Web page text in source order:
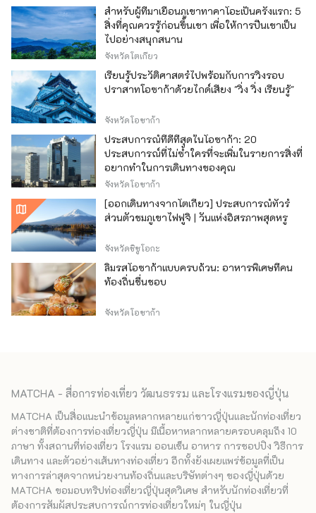
สำหรับผู้ที่มาเยือนภูเขาทาคาโอะเป็นครั้งแรก: 5
สิ่งที่คุณควรรู้ก่อนขึ้นเขา เพื่อให้การปีนเขาเป็น
ไปอย่างสนุกสนาน
จังหวัดโตเกียว
เรียนรู้ประวัติศาสตร์ไปพร้อมกับการวิ่งรอบ
ปราสาทโอซาก้าด้วยไกด์เสียง "วิ่ง วิ่ง เรียนรู้"
จังหวัดโอซาก้า
ประสบการณ์ที่ดีที่สุดในโอซาก้า: 20
ประสบการณ์ที่ไม่ซ้ำใครที่จะเพิ่มในรายการสิ่งที่
อยากทำในการเดินทางของคุณ
จังหวัดโอซาก้า
[ออกเดินทางจากโตเกียว] ประสบการณ์ทัวร์
ส่วนตัวชมภูเขาไฟฟูจิ | วันแห่งอิสรภาพสุดหรู
จังหวัดชิซูโอกะ
ลิ้มรสโอซาก้าแบบครบถ้วน: อาหารพิเศษที่คน
ท้องถิ่นชื่นชอบ
จังหวัดโอซาก้า
MATCHA - สื่อการท่องเที่ยว วัฒนธรรม และโรงแรมของญี่ปุ่น
MATCHA เป็นสื่อแนะนำข้อมูลหลากหลายแก่ชาวญี่ปุ่นและนักท่องเที่ยว
ต่างชาติที่ต้องการท่องเที่ยวญี่ปุ่น มีเนื้อหาหลากหลายครอบคลุมถึง 10
ภาษา ทั้งสถานที่ท่องเที่ยว โรงแรม ออนเซ็น อาหาร การชอปปิง วิธีการ
เดินทาง และตัวอย่างเส้นทางท่องเที่ยว อีกทั้งยังเผยแพร่ข้อมูลที่เป็น
ทางการล่าสุดจากหน่วยงานท้องถิ่นและบริษัทต่างๆ ของญี่ปุ่นด้วย
MATCHA ขอมอบทริปท่องเที่ยวญี่ปุ่นสุดวิเศษ สำหรับนักท่องเที่ยวที่
ต้องการสัมผัสประสบการณ์การท่องเที่ยวใหม่ๆ ในญี่ปุ่น